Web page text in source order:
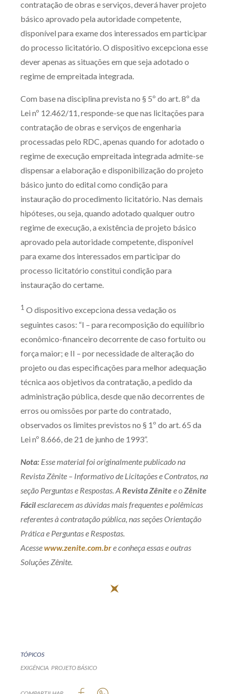
contratação de obras e serviços, deverá haver projeto
básico aprovado pela autoridade competente,
disponível para exame dos interessados em participar
do processo licitatório. O dispositivo excepciona esse
dever apenas as situações em que seja adotado o
regime de empreitada integrada.
Com base na disciplina prevista no § 5º do art. 8º da
Lei nº 12.462/11, responde-se que nas licitações para
contratação de obras e serviços de engenharia
processadas pelo RDC, apenas quando for adotado o
regime de execução empreitada integrada admite-se
dispensar a elaboração e disponibilização do projeto
básico junto do edital como condição para
instauração do procedimento licitatório. Nas demais
hipóteses, ou seja, quando adotado qualquer outro
regime de execução, a existência de projeto básico
aprovado pela autoridade competente, disponível
para exame dos interessados em participar do
processo licitatório constitui condição para
instauração do certame.
1 O dispositivo excepciona dessa vedação os
seguintes casos: “I – para recomposição do equilíbrio
econômico-financeiro decorrente de caso fortuito ou
força maior; e II – por necessidade de alteração do
projeto ou das especificações para melhor adequação
técnica aos objetivos da contratação, a pedido da
administração pública, desde que não decorrentes de
erros ou omissões por parte do contratado,
observados os limites previstos no § 1º do art. 65 da
Lei nº 8.666, de 21 de junho de 1993”.
Nota: Esse material foi originalmente publicado na
Revista Zênite – Informativo de Licitações e Contratos, na
seção Perguntas e Respostas. A Revista Zênitee o Zênite
Fácilesclarecem as dúvidas mais frequentes e polêmicas
referentes à contratação pública, nas seções Orientação
Prática e Perguntas e Respostas.
Acessewww.zenite.com.bre conheça essas e outras
Soluções Zênite.
TÓPICOS
EXIGÊNCIA PROJETO BÁSICO